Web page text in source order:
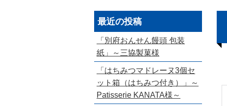
最近の投稿
「別府おんせん饅頭 包装
紙」～三協製菓様
「はちみつマドレーヌ3個セ
ット箱（はちみつ付き）」～
Patisserie KANATA様～